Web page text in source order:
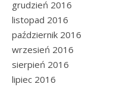
grudzień 2016
listopad 2016
październik 2016
wrzesień 2016
sierpień 2016
lipiec 2016